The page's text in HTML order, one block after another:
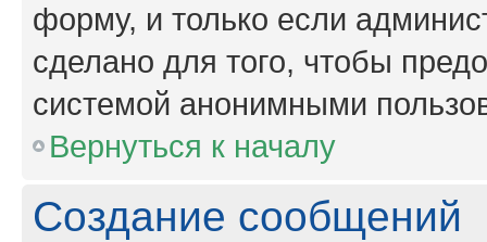
форму, и только если
сделано для того, чтобы
системой анонимными
Вернуться к началу
Создание сообщений